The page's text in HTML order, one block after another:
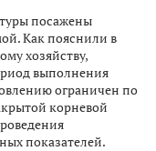
посажены
Как пояснили в
хозяйству,
выполнения
ограничен по
корневой
показателей.